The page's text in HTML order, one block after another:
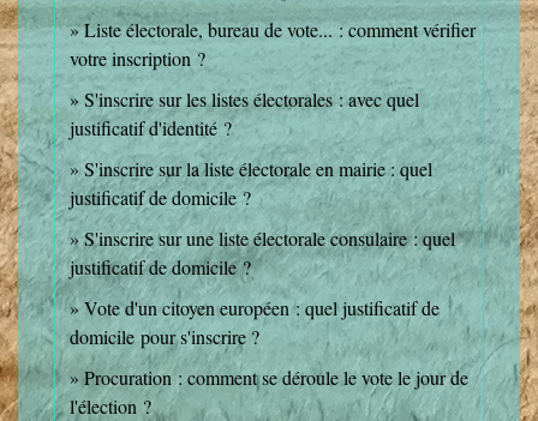
Liste électorale, bureau de vote... : comment vérifier
votre inscription ?
S'inscrire sur les listes électorales : avec quel
justificatif d'identité ?
S'inscrire sur la liste électorale en mairie : quel
justificatif de domicile ?
S'inscrire sur une liste électorale consulaire : quel
justificatif de domicile ?
Vote d'un citoyen européen : quel justificatif de
domicile pour s'inscrire ?
Procuration : comment se déroule le vote le jour de
l'élection ?